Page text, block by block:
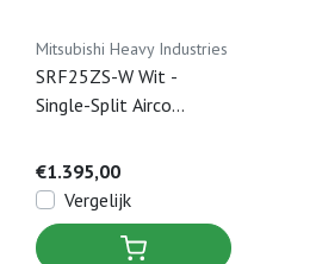
Mitsubishi Heavy Industries
SRF25ZS-W Wit -
Single-Split Airco
€1.395,00
Vergelijk